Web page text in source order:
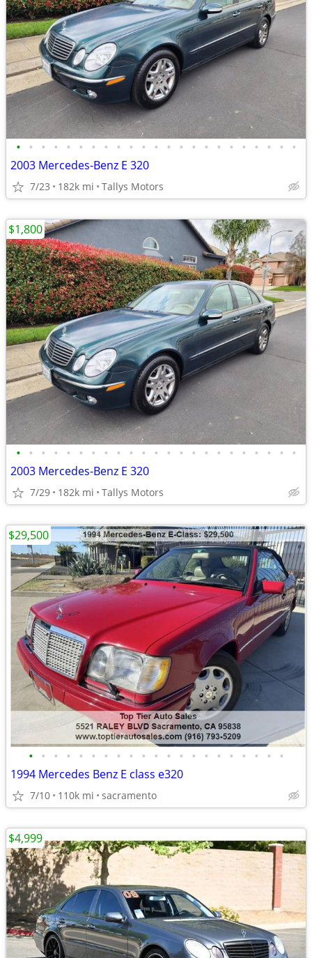
• • • • • • • • • • • • • • • • • • • • • • •
2003 Mercedes-Benz E 320
7/23 182k mi Tallys Motors
• • • • • • • • • • • • • • • • • • • • • • •
2003 Mercedes-Benz E 320
7/29 182k mi Tallys Motors
$1,800
• • • • • • • • • • • • • • • • • • • • •
1994 Mercedes Benz E class e320
7/10 110k mi sacramento
$29,500
$4,999